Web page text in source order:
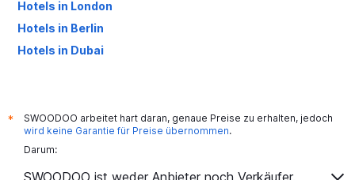
Hotels in London
Hotels in Berlin
Hotels in Dubai
*
SWOODOO arbeitet hart daran, genaue Preise zu erhalten, jedoch
wird keine Garantie für Preise übernommen.
Darum: